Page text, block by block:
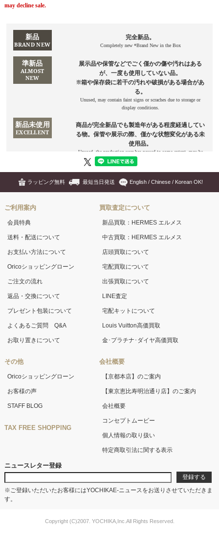
ラッピング無料 最短当日発送 English / Chinese / Korean OK!
ご利用案内
会員特典
送料・配送について
お支払い方法について
Oricoショッピングローン
ご注文の流れ
返品・交換について
プレゼント包装について
よくあるご質問 Q&A
お取り置きについて
その他
Oricoショッピングローン
お客様の声
STAFF BLOG
TAX FREE SHOPPING
買取査定について
新品買取：HERMES エルメス
中古買取：HERMES エルメス
店頭買取について
宅配買取について
出張買取について
LINE査定
宅配キットについて
Louis Vuitton高価買取
金･プラチナ･ダイヤ高価買取
会社概要
【京都本店】のご案内
【東京恵比寿明治通り店】のご案内
会社概要
コンセプトムービー
個人情報の取り扱い
特定商取引法に関する表示
ニュースレター登録
※ご登録いただいたお客様にはYOCHIKAE-ニュースをお送りさせていただきま
す。
Copyright (C)2007. YOCHIKA,Inc.All Rights Reserved.